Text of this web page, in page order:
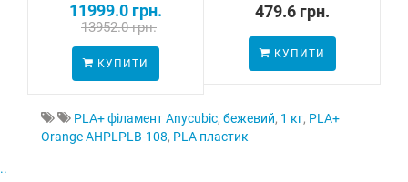
11999.0 грн.
13952.0 грн.
КУПИТИ
479.6 грн.
КУПИТИ
PLA+ філамент Anycubic, бежевий, 1 кг, PLA+
Orange AHPLPLB-108, PLA пластик
..